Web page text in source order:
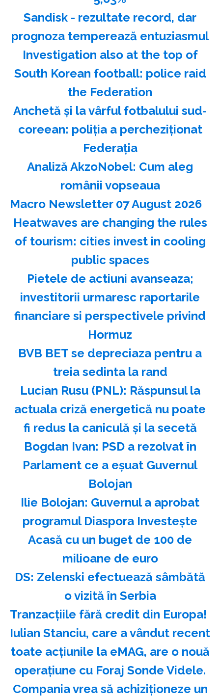
Sandisk - rezultate record, dar
prognoza temperează entuziasmul
Investigation also at the top of
South Korean football: police raid
the Federation
Anchetă şi la vârful fotbalului sud-
coreean: poliţia a percheziţionat
Federaţia
Analiză AkzoNobel: Cum aleg
românii vopseaua
Macro Newsletter 07 August 2026
Heatwaves are changing the rules
of tourism: cities invest in cooling
public spaces
Pietele de actiuni avanseaza;
investitorii urmaresc raportarile
financiare si perspectivele privind
Hormuz
BVB BET se depreciaza pentru a
treia sedinta la rand
Lucian Rusu (PNL): Răspunsul la
actuala criză energetică nu poate
fi redus la caniculă şi la secetă
Bogdan Ivan: PSD a rezolvat în
Parlament ce a eşuat Guvernul
Bolojan
Ilie Bolojan: Guvernul a aprobat
programul Diaspora Investeşte
Acasă cu un buget de 100 de
milioane de euro
DS: Zelenski efectuează sâmbătă
o vizită în Serbia
Tranzacțiile fără credit din Europa!
Iulian Stanciu, care a vândut recent
toate acțiunile la eMAG, are o nouă
operațiune cu Foraj Sonde Videle.
Compania vrea să achiziționeze un